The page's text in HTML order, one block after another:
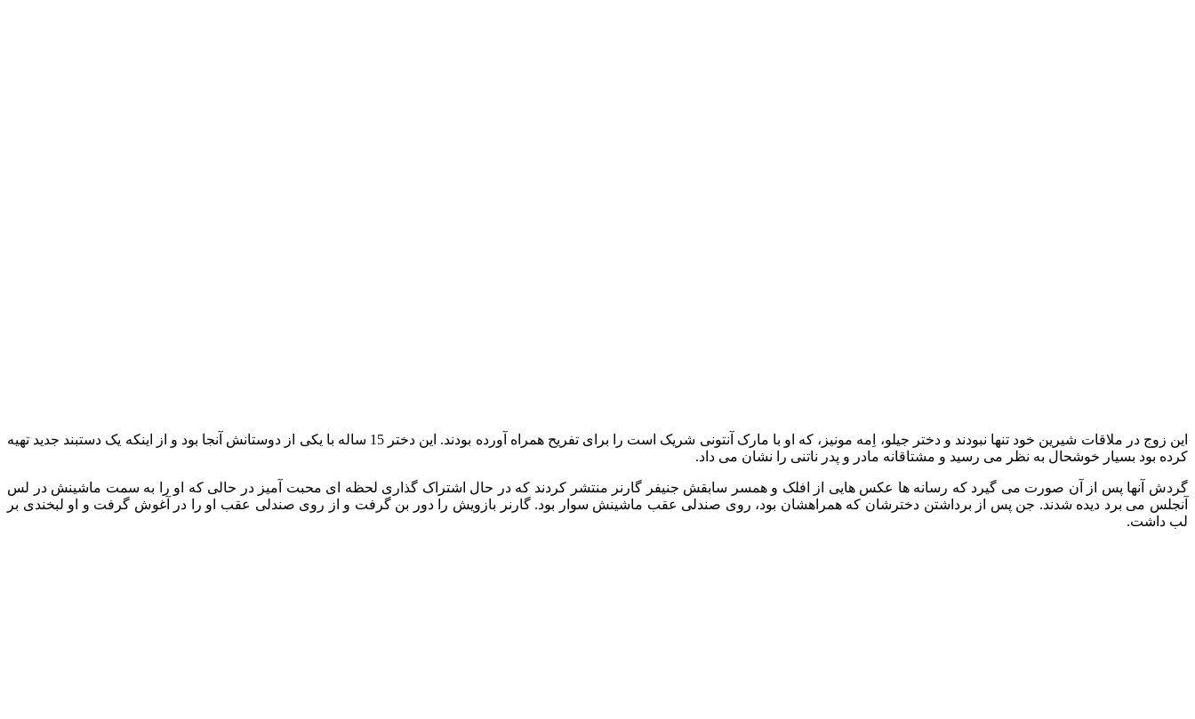
این زوج در ملاقات شیرین خود تنها نبودند و دختر جیلو، اِمه مونیز، که او با مارک آنتونی شریک است را برای تفریح ​​همراه آورده بودند. این دختر 15 ساله با یکی از دوستانش آنجا بود و از اینکه یک دستبند جدید تهیه
کرده بود بسیار خوشحال به نظر می رسید و مشتاقانه مادر و پدر ناتنی را نشان می داد.
گردش آنها پس از آن صورت می گیرد که رسانه ها عکس هایی از افلک و همسر سابقش جنیفر گارنر منتشر کردند که در حال اشتراک گذاری لحظه ای محبت آمیز در حالی که او را به سمت ماشینش در لس
آنجلس می برد دیده شدند. جن پس از برداشتن دخترشان که همراهشان بود، روی صندلی عقب ماشینش سوار بود. گارنر بازویش را دور بن گرفت و از روی صندلی عقب او را در آغوش گرفت و او لبخندی بر
لب داشت.